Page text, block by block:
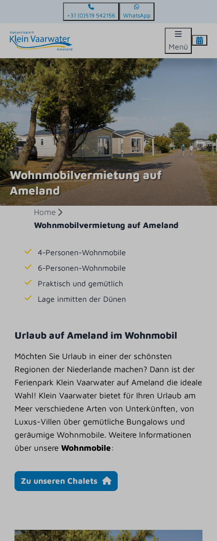
+31 (0)519 542156 WhatsApp
Menü
Wohnmobilvermietung auf
Ameland
Home
Wohnmobilvermietung auf Ameland
4-Personen-Wohnmobile
6-Personen-Wohnmobile
Praktisch und gemütlich
Lage inmitten der Dünen
Urlaub auf Ameland im Wohnmobil
Möchten Sie Urlaub in einer der schönsten
Regionen der Niederlande machen? Dann ist der
Ferienpark Klein Vaarwater auf Ameland die ideale
Wahl! Klein Vaarwater bietet für Ihren Urlaub am
Meer verschiedene Arten von Unterkünften, von
Luxus-Villen über gemütliche Bungalows und
geräumige Wohnmobile. Weitere Informationen
über unsereWohnmobile:
Zu unseren Chalets